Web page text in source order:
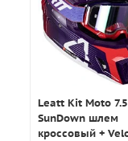
Leatt Kit Moto
SunDown шлем
кроссовый +